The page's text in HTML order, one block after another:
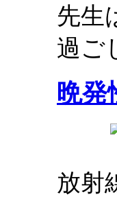
先生
過ご
晩発
放射